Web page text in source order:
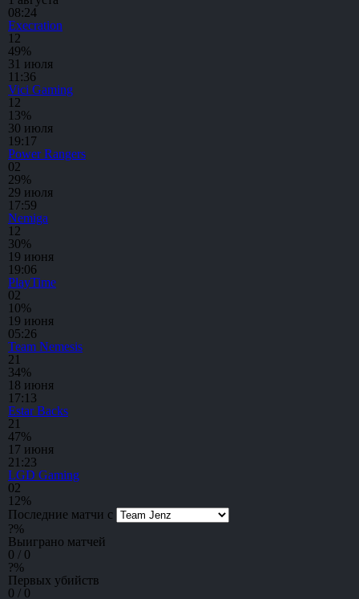
08:24
Execration
1 2
49%
31 июля
11:36
Vici Gaming
1 2
13%
30 июля
19:17
Power Rangers
02
29%
29 июля
17:59
Nemiga
1 2
30%
19 июня
19:06
PlayTime
02
10%
19 июня
05:26
Team Nemesis
21
34%
18 июня
17:13
Estar Backs
21
47%
17 июня
21:23
LGD Gaming
02
12%
Последние матчи с
?%
Выиграно матчей
0 / 0
?%
Первых убийств
0 / 0